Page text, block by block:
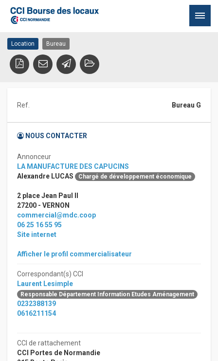
contenu
Location Bureau Vernon
27200 VERNON
Location Bureau
Ref. Bureau G
NOUS CONTACTER
Annonceur
LA MANUFACTURE DES CAPUCINS
Alexandre LUCAS
Chargé de développement économique
2 place Jean Paul II
27200 - VERNON
commercial@mdc.coop
06 25 16 55 95
Site internet
Afficher le profil commercialisateur
Correspondant(s) CCI
Laurent Lesimple
Responsable Département Information Etudes Aménagement
0232388139
0616211154
CCI de rattachement
CCI Portes de Normandie